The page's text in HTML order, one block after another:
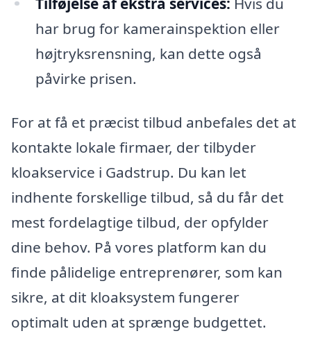
har brug for kamerainspektion eller
højtryksrensning, kan dette også
påvirke prisen.
For at få et præcist tilbud anbefales det at
kontakte lokale firmaer, der tilbyder
kloakservice i Gadstrup. Du kan let
indhente forskellige tilbud, så du får det
mest fordelagtige tilbud, der opfylder
dine behov. På vores platform kan du
finde pålidelige entreprenører, som kan
sikre, at dit kloaksystem fungerer
optimalt uden at sprænge budgettet.